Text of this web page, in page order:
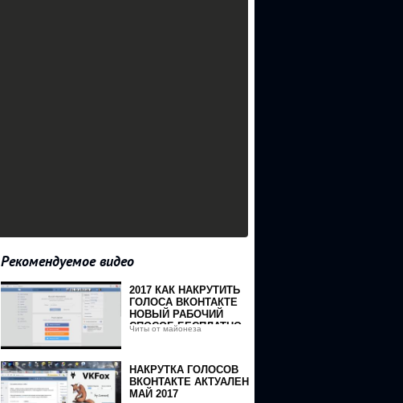
Рекомендуемое видео
2017 КАК НАКРУТИТЬ
ГОЛОСА ВКОНТАКТЕ
НОВЫЙ РАБОЧИЙ
СПОСОБ БЕСПЛАТНО
Читы от майонеза
НАКРУТКА ГОЛОСОВ
ВКОНТАКТЕ АКТУАЛЕН
МАЙ 2017